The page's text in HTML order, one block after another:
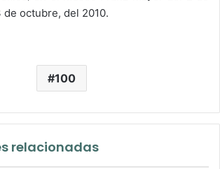
octubre, del 2010.
100
relacionadas